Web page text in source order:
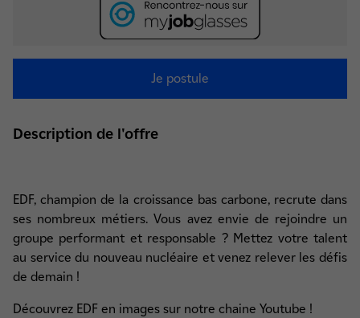
Je postule
Description de l'offre
EDF, champion de la croissance bas carbone, recrute dans
ses nombreux métiers. Vous avez envie de rejoindre un
groupe performant et responsable ? Mettez votre talent
au service du nouveau nucléaire et venez relever les défis
de demain !
Découvrez EDF en images sur notre chaine Youtube !